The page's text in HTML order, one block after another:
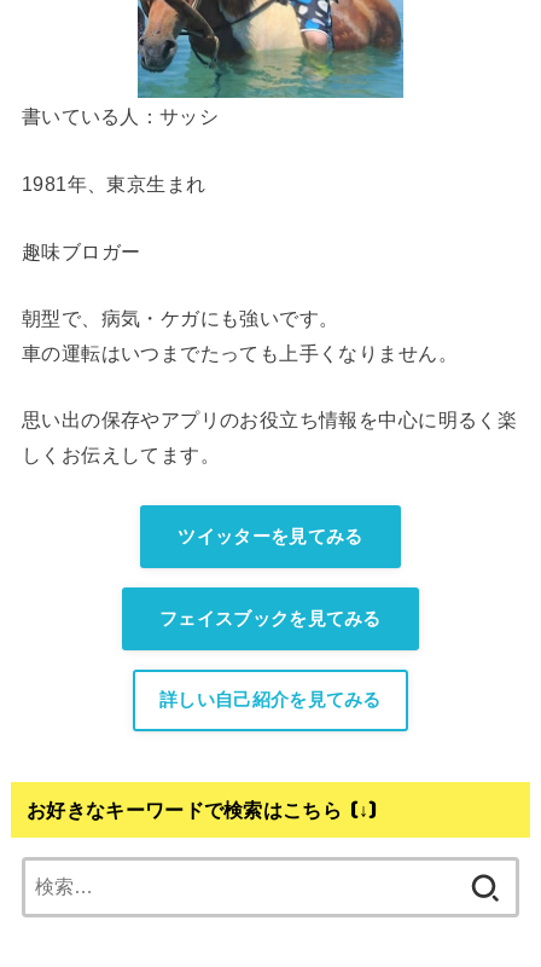
書いている人：サッシ
1981年、東京生まれ
趣味ブロガー
朝型で、病気・ケガにも強いです。
車の運転はいつまでたっても上手くなりません。
思い出の保存やアプリのお役立ち情報を中心に明るく楽
しくお伝えしてます。
ツイッターを見てみる
フェイスブックを見てみる
詳しい自己紹介を見てみる
お好きなキーワードで検索はこちら (↓)
索: